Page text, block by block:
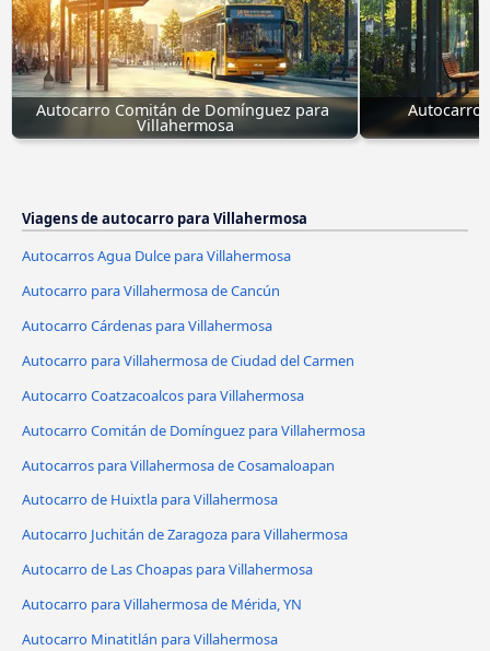
Autocarro Comitán de Domínguez para
Villahermosa
Viagens de autocarro para Villahermosa
Autocarros Agua Dulce para Villahermosa
Autocarro para Villahermosa de Cancún
Autocarro Cárdenas para Villahermosa
Autocarro para Villahermosa de Ciudad del Carmen
Autocarro Coatzacoalcos para Villahermosa
Autocarro Comitán de Domínguez para Villahermosa
Autocarros para Villahermosa de Cosamaloapan
Autocarro de Huixtla para Villahermosa
Autocarro Juchitán de Zaragoza para Villahermosa
Autocarro de Las Choapas para Villahermosa
Autocarro para Villahermosa de Mérida, YN
Autocarro Minatitlán para Villahermosa